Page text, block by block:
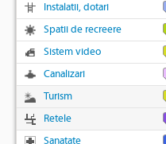
Instalatii, dotari
Spatii de recreere
Sistem video
Canalizari
Turism
Retele
Sanatate